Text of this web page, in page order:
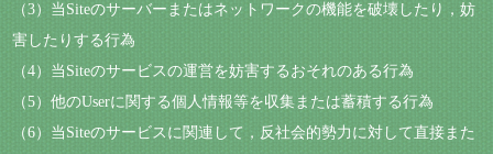
（3）当Siteのサーバーまたはネットワークの機能を破壊したり，妨
害したりする行為
（4）当Siteのサービスの運営を妨害するおそれのある行為
（5）他のUserに関する個人情報等を収集または蓄積する行為
（6）当Siteのサービスに関連して，反社会的勢力に対して直接また